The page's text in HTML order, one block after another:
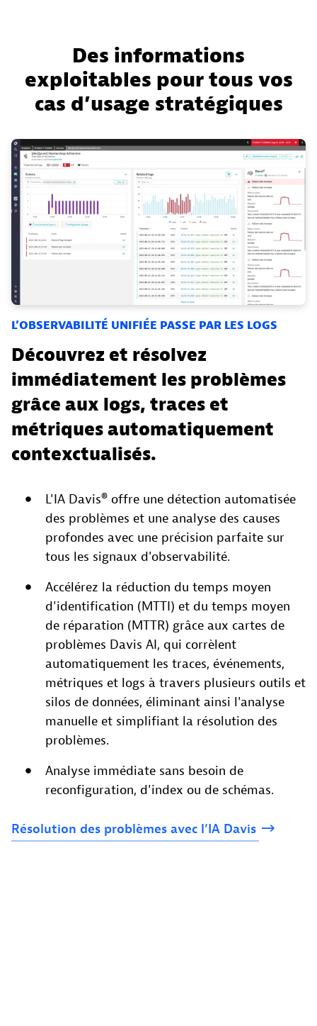
Des informations
exploitables pour tous vos
cas d’usage stratégiques
L’OBSERVABILITÉ UNIFIÉE PASSE PAR LES LOGS
Découvrez et résolvez
immédiatement les problèmes
grâce aux logs, traces et
métriques automatiquement
contexctualisés.
L'IA Davis® offre une détection automatisée
des problèmes et une analyse des causes
profondes avec une précision parfaite sur
tous les signaux d'observabilité.
Accélérez la réduction du temps moyen
d'identification (MTTI) et du temps moyen
de réparation (MTTR) grâce aux cartes de
problèmes Davis AI, qui corrèlent
automatiquement les traces, événements,
métriques et logs à travers plusieurs outils et
silos de données, éliminant ainsi l'analyse
manuelle et simplifiant la résolution des
problèmes.
Analyse immédiate sans besoin de
reconfiguration, d'index ou de schémas.
Résolution des problèmes avec l’IA Davis